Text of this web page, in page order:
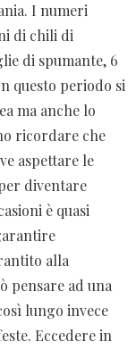
I numeri
di chili di
di spumante, 6
questo periodo si
ma anche lo
ricordare che
aspettare le
diventare
è quasi
alla
pensare ad una
lungo invece
Eccedere in